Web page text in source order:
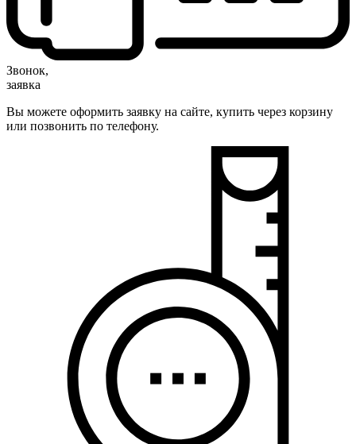
Звонок,
заявка
Вы можете оформить заявку на сайте, купить через корзину
или позвонить по телефону.